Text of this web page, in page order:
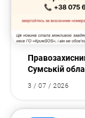
Сумській
3 / 07 / 2026